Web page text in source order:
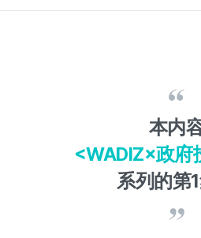
本内
<WADIZ×政府
系列的第1